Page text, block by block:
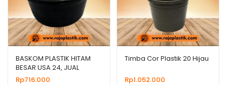
BASKOM PLASTIK HITAM
BESAR USA 24, JUAL
HARGA GROSIR MURAH
Rp716.000
Timba Cor Plastik 20 Hijau
Rp1.052.000